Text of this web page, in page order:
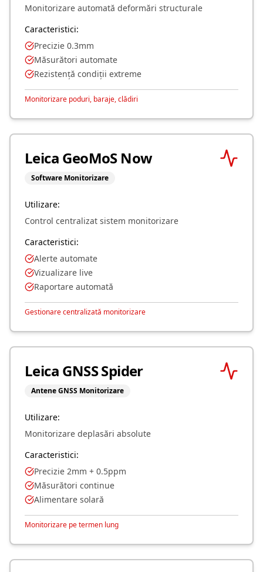
Monitorizare automată deformări structurale
Caracteristici:
Precizie 0.3mm
Măsurători automate
Rezistență condiții extreme
Monitorizare poduri, baraje, clădiri
Leica GeoMoS Now
Software Monitorizare
Utilizare:
Control centralizat sistem monitorizare
Caracteristici:
Alerte automate
Vizualizare live
Raportare automată
Gestionare centralizată monitorizare
Leica GNSS Spider
Antene GNSS Monitorizare
Utilizare:
Monitorizare deplasări absolute
Caracteristici:
Precizie 2mm + 0.5ppm
Măsurători continue
Alimentare solară
Monitorizare pe termen lung